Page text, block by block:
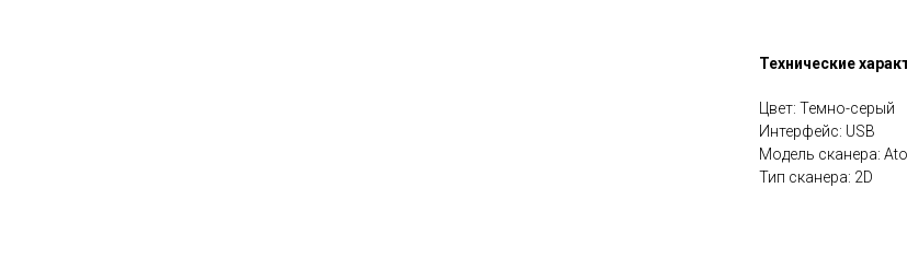
Технические
Цвет: Темно-серый
Интерфейс: USB
Модель сканера:
Тип сканера: 2D